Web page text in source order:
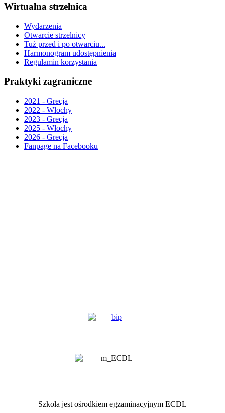
Wirtualna strzelnica
Wydarzenia
Otwarcie strzelnicy
Tuż przed i po otwarciu...
Harmonogram udostępnienia
Regulamin korzystania
Praktyki zagraniczne
2021 - Grecja
2022 - Włochy
2023 - Grecja
2025 - Włochy
2026 - Grecja
Fanpage na Facebooku
Szkoła jest ośrodkiem egzaminacyjnym ECDL